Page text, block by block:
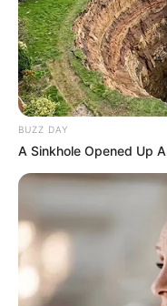
BUZZ DAY
A Sinkhole Opened Up